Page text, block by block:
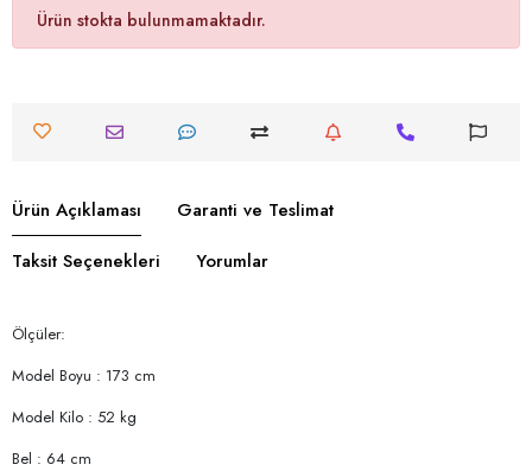
Ürün stokta bulunmamaktadır.
Ürün Açıklaması
Garanti ve Teslimat
Taksit Seçenekleri
Yorumlar
Ölçüler:
Model Boyu : 173 cm
Model Kilo : 52 kg
Bel : 64 cm